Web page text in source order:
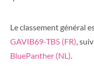
Le classement général
GAVIB69-TB5 (FR) ,
BluePanther (NL)